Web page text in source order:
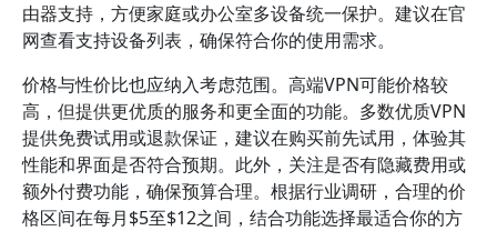
由器支持，方便家庭或办公室多设备统一保护。建议在官
网查看支持设备列表，确保符合你的使用需求。
价格与性价比也应纳入考虑范围。高端VPN可能价格较
高，但提供更优质的服务和更全面的功能。多数优质VPN
提供免费试用或退款保证，建议在购买前先试用，体验其
性能和界面是否符合预期。此外，关注是否有隐藏费用或
额外付费功能，确保预算合理。根据行业调研，合理的价
格区间在每月$5至$12之间，结合功能选择最适合你的方